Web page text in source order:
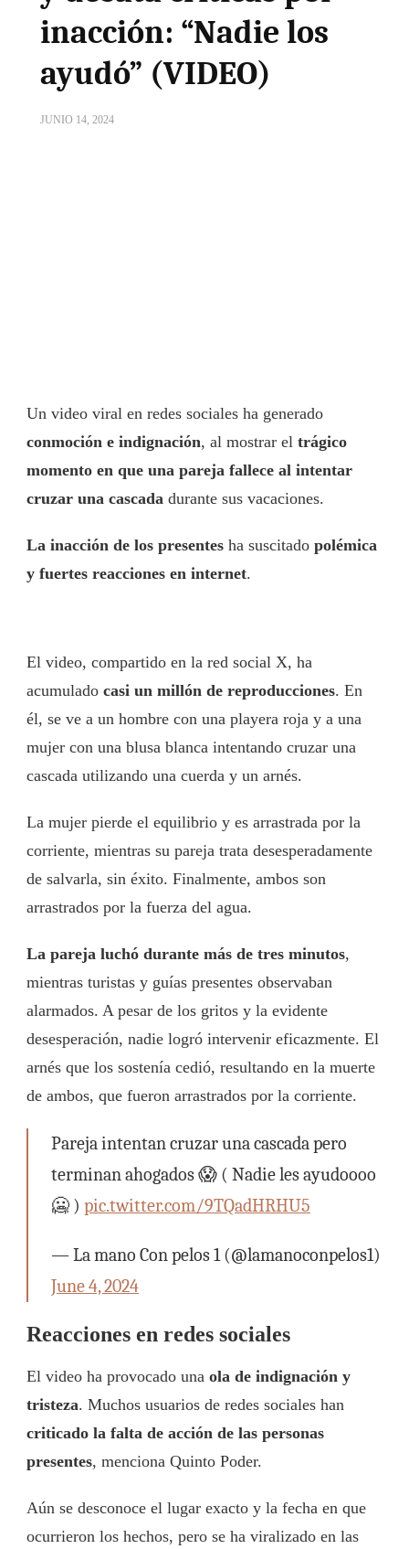
inacción: “Nadie los
ayudó” (VIDEO)
JUNIO 14, 2024
Un video viral en redes sociales ha generado
conmoción e indignación, al mostrar el trágico
momento en que una pareja fallece al intentar
cruzar una cascada durante sus vacaciones.
La inacción de los presentes ha suscitado polémica
y fuertes reacciones en internet.
El video, compartido en la red social X, ha
acumulado casi un millón de reproducciones. En
él, se ve a un hombre con una playera roja y a una
mujer con una blusa blanca intentando cruzar una
cascada utilizando una cuerda y un arnés.
La mujer pierde el equilibrio y es arrastrada por la
corriente, mientras su pareja trata desesperadamente
de salvarla, sin éxito. Finalmente, ambos son
arrastrados por la fuerza del agua.
La pareja luchó durante más de tres minutos,
mientras turistas y guías presentes observaban
alarmados. A pesar de los gritos y la evidente
desesperación, nadie logró intervenir eficazmente. El
arnés que los sostenía cedió, resultando en la muerte
de ambos, que fueron arrastrados por la corriente.
Pareja intentan cruzar una cascada pero
terminan ahogados 😱 ( Nadie les ayudoooo
🥶 ) pic.twitter.com/9TQadHRHU5
— La mano Con pelos 1 (@lamanoconpelos1)
June 4, 2024
Reacciones en redes sociales
El video ha provocado una ola de indignación y
tristeza. Muchos usuarios de redes sociales han
criticado la falta de acción de las personas
presentes, menciona Quinto Poder.
Aún se desconoce el lugar exacto y la fecha en que
ocurrieron los hechos, pero se ha viralizado en las